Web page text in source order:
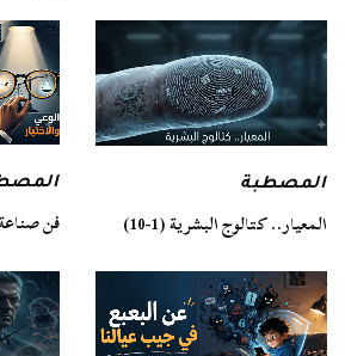
المصطبة
المعيار.. كتالوج البشرية (1-10) فن صناعة